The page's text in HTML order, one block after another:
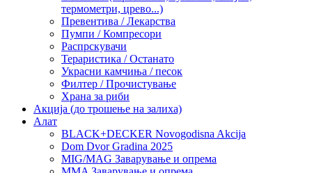
термометри, црево...)
Превентива / Лекарства
Пумпи / Компресори
Распрскувачи
Тераристика / Останато
Украсни камчиња / песок
Филтер / Прочистување
Храна за риби
Акција (до трошење на залиха)
Алат
BLACK+DECKER Novogodisna Akcija
Dom Dvor Gradina 2025
MIG/MAG Заварување и опрема